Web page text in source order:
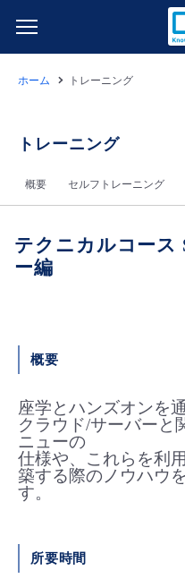
サービス一覧
データ利活用
クラウド/サーバー
ネットワーク
管理機能
よくある質問
データ利活用
クラウド/サーバー
サポート
すべてのメニューを
料金情報
料金シミュレーター
IoT
サポート
ご利用開始ガイド
■ セットアップガイド
- 新規お申し込み方法
- ユーザー機能の管理
- データと分析
故障/メンテナンス情報
故障/メンテナンス履
定期メンテナンス
パートナー
販売パートナー向けプ
ホーム トレーニング
トレーニング
概要 セルフトレーニング
テクニカルコース
ー編
概要
座学とハンズオンを
クラウド/サーバーと
ニューの
仕様や、これらを利
築する際のノウハウ
す。
所要時間